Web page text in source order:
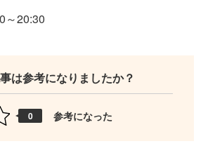
～20:30
は参考になりましたか？
0 参考になった